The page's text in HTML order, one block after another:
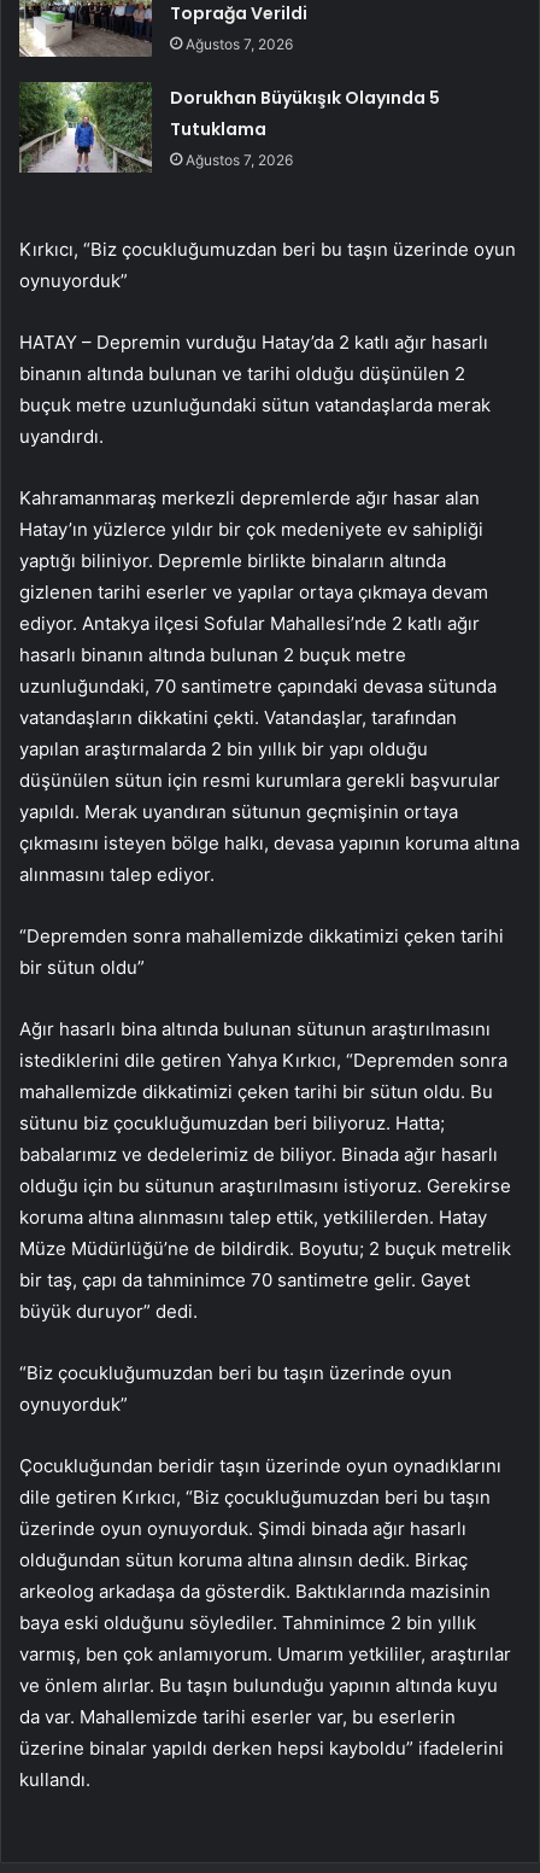
Toprağa Verildi
Ağustos 7, 2026
Dorukhan Büyükışık Olayında 5
Tutuklama
Ağustos 7, 2026
Kırkıcı, “Biz çocukluğumuzdan beri bu taşın üzerinde oyun
oynuyorduk”
HATAY – Depremin vurduğu Hatay’da 2 katlı ağır hasarlı
binanın altında bulunan ve tarihi olduğu düşünülen 2
buçuk metre uzunluğundaki sütun vatandaşlarda merak
uyandırdı.
Kahramanmaraş merkezli depremlerde ağır hasar alan
Hatay’ın yüzlerce yıldır bir çok medeniyete ev sahipliği
yaptığı biliniyor. Depremle birlikte binaların altında
gizlenen tarihi eserler ve yapılar ortaya çıkmaya devam
ediyor. Antakya ilçesi Sofular Mahallesi’nde 2 katlı ağır
hasarlı binanın altında bulunan 2 buçuk metre
uzunluğundaki, 70 santimetre çapındaki devasa sütunda
vatandaşların dikkatini çekti. Vatandaşlar, tarafından
yapılan araştırmalarda 2 bin yıllık bir yapı olduğu
düşünülen sütun için resmi kurumlara gerekli başvurular
yapıldı. Merak uyandıran sütunun geçmişinin ortaya
çıkmasını isteyen bölge halkı, devasa yapının koruma altına
alınmasını talep ediyor.
“Depremden sonra mahallemizde dikkatimizi çeken tarihi
bir sütun oldu”
Ağır hasarlı bina altında bulunan sütunun araştırılmasını
istediklerini dile getiren Yahya Kırkıcı, “Depremden sonra
mahallemizde dikkatimizi çeken tarihi bir sütun oldu. Bu
sütunu biz çocukluğumuzdan beri biliyoruz. Hatta;
babalarımız ve dedelerimiz de biliyor. Binada ağır hasarlı
olduğu için bu sütunun araştırılmasını istiyoruz. Gerekirse
koruma altına alınmasını talep ettik, yetkililerden. Hatay
Müze Müdürlüğü’ne de bildirdik. Boyutu; 2 buçuk metrelik
bir taş, çapı da tahminimce 70 santimetre gelir. Gayet
büyük duruyor” dedi.
“Biz çocukluğumuzdan beri bu taşın üzerinde oyun
oynuyorduk”
Çocukluğundan beridir taşın üzerinde oyun oynadıklarını
dile getiren Kırkıcı, “Biz çocukluğumuzdan beri bu taşın
üzerinde oyun oynuyorduk. Şimdi binada ağır hasarlı
olduğundan sütun koruma altına alınsın dedik. Birkaç
arkeolog arkadaşa da gösterdik. Baktıklarında mazisinin
baya eski olduğunu söylediler. Tahminimce 2 bin yıllık
varmış, ben çok anlamıyorum. Umarım yetkililer, araştırılar
ve önlem alırlar. Bu taşın bulunduğu yapının altında kuyu
da var. Mahallemizde tarihi eserler var, bu eserlerin
üzerine binalar yapıldı derken hepsi kayboldu” ifadelerini
kullandı.